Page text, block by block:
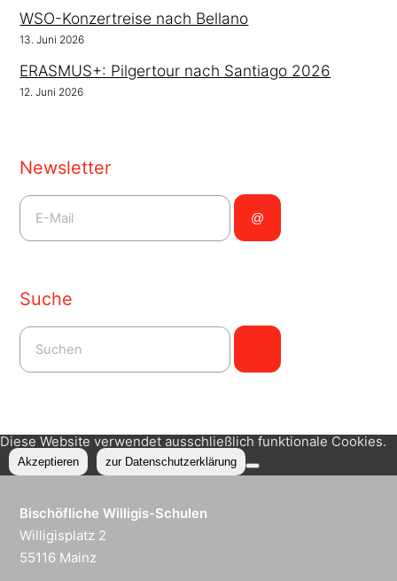
WSO-Konzertreise nach Bellano
13. Juni 2026
ERASMUS+: Pilgertour nach Santiago 2026
12. Juni 2026
Newsletter
Suche
Diese Website verwendet ausschließlich funktionale Cookies.
Akzeptieren zur Datenschutzerklärung
Bischöfliche Willigis-Schulen
Willigisplatz 2
55116 Mainz